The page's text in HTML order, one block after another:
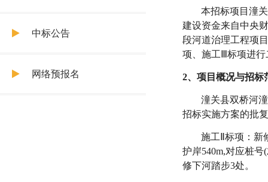
中标公告
网络预报名
本招标项目潼
建设资金来自中央
段河道治理工程项
项 、施工 Ⅲ标项进行
2、项目概况与招标
潼关县双桥河
招标实施方案的批
施工 Ⅱ标项： 新
护岸540m,对应桩号
修下河踏步3处。